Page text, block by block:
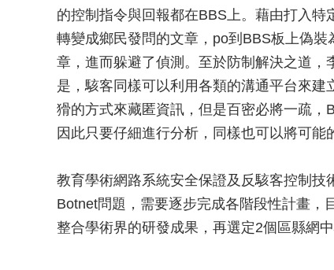
的控制指令與回報都在BBS上。藉由打入特
轉變成鄉民發問的文章，po到BBS板上偽
章，進而躲避了偵測。至於防制解決之道
是，駭客同樣可以利用各類的溝通平台來
猾的方式來藏匿資訊，但是百密必將一疏，
因此只要仔細進行分析，同樣也可以將可能
教育學術網路系統安全保證及反駭客控制
Botnet問題，需要逐步完成各階段性計畫，
整合學術界的研發成果，再選定2個區縣網中